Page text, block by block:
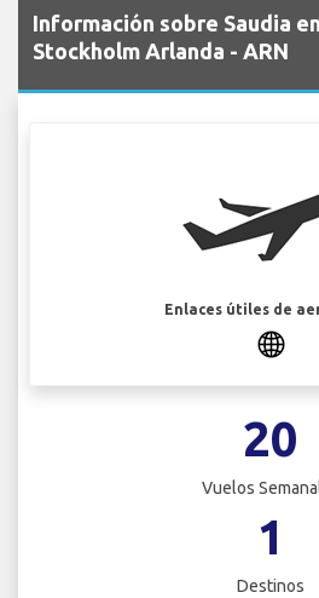
Información sobre Saudia
Stockholm Arlanda - ARN
Enlaces útiles de
20
Vuelos
1
Destinos